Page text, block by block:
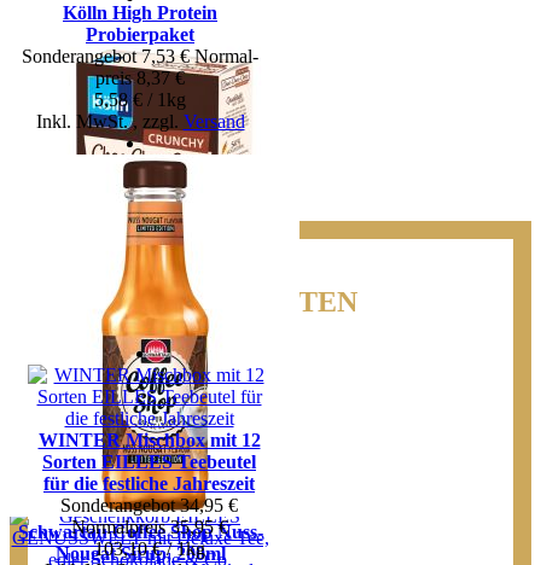
Kölln Müsli Crunchy Choc-
Choc-Choc, 400g
3,79 €Ab 3,68 €
9,48 € / 1kg
Inkl. MwSt.,zzgl.Versand
Kölln High Protein
Probierpaket
Sonderangebot 7,53 € Normal­
preis 8,37 €
5,58 € / 1kg
Inkl. MwSt., zzgl. Versand
Schwartau Coffee Shop Nuss-
Nougat Sirup, 200ml
NEUHEITEN
WINTER Mischbox mit 12
Sorten EILLES Teebeutel
für die festliche Jahreszeit
Sonderangebot 34,95 €
Normal­preis 35,95 €
103,10 € / 1kg